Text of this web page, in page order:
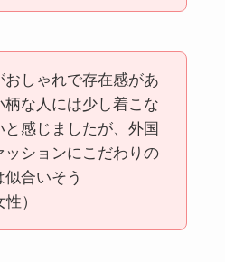
おしゃれで存在感があ
柄な人には少し着こな
と感じましたが、外国
ッションにこだわりの
合いそう
）